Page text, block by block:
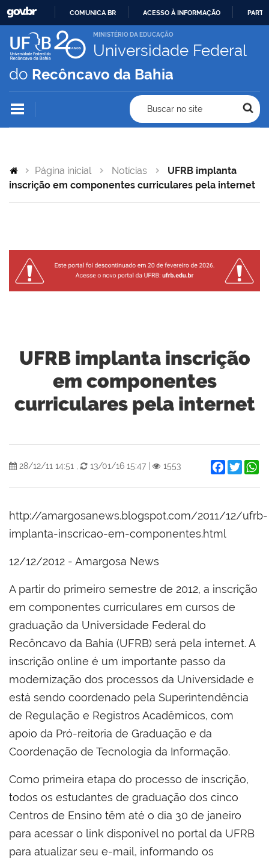
IR
PARA
CONTEÚDO
COMUNICA BR ACESSO À INFORMAÇÃO
MINISTÉRIO DA EDUCAÇÃO
Universidade Federal
do Recôncavo da Bahia
Buscar no site
Página inicial Notícias
UFRB implanta
inscrição em componentes curriculares pela internet
UFRB implanta inscrição
em componentes
curriculares pela internet
28/12/11 14:51 , 13/01/16 15:47 1553 Facebook
Twitter
http://amargosanews.blogspot.com/2011/12/ufrb-
implanta-inscricao-em-componentes.html
12/12/2012 - Amargosa News
A partir do primeiro semestre de 2012, a inscrição
em componentes curriculares em cursos de
graduação da Universidade Federal do
Recôncavo da Bahia (UFRB) será pela internet. A
inscrição online é um importante passo da
modernização dos processos da Universidade e
está sendo coordenado pela Superintendência
de Regulação e Registros Acadêmicos, com
apoio da Pró-reitoria de Graduação e da
Coordenação de Tecnologia da Informação.
Como primeira etapa do processo de inscrição,
todos os estudantes de graduação dos cinco
Centros de Ensino têm até o dia 30 de janeiro
para acessar o link disponível no portal da UFRB
para atualizar seu e-mail, informando os